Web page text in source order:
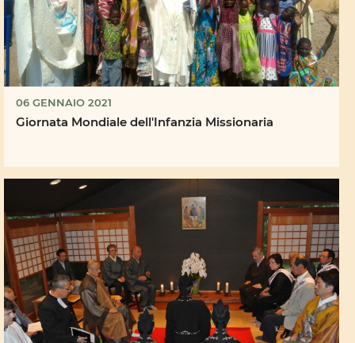
06 GENNAIO 2021
Giornata Mondiale dell'Infanzia Missionaria